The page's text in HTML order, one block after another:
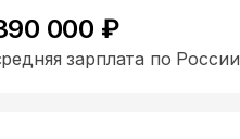
000 ₽
зарплата по России